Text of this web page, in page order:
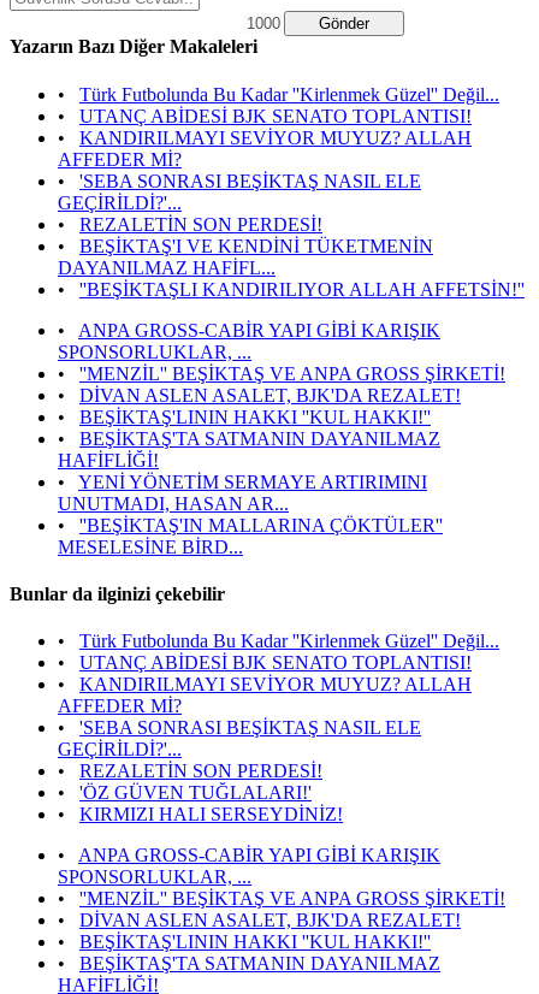
Gönder
Yazarın Bazı Diğer Makaleleri
• Türk Futbolunda Bu Kadar ''Kirlenmek Güzel'' Değil...
• UTANÇ ABİDESİ BJK SENATO TOPLANTISI!
• KANDIRILMAYI SEVİYOR MUYUZ? ALLAH
AFFEDER Mİ?
• 'SEBA SONRASI BEŞİKTAŞ NASIL ELE
GEÇİRİLDİ?'...
• REZALETİN SON PERDESİ!
• BEŞİKTAŞ'I VE KENDİNİ TÜKETMENİN
DAYANILMAZ HAFİFL...
• ''BEŞİKTAŞLI KANDIRILIYOR ALLAH AFFETSİN!''
• ANPA GROSS-CABİR YAPI GİBİ KARIŞIK
SPONSORLUKLAR, ...
• ''MENZİL'' BEŞİKTAŞ VE ANPA GROSS ŞİRKETİ!
• DİVAN ASLEN ASALET, BJK'DA REZALET!
• BEŞİKTAŞ'LININ HAKKI ''KUL HAKKI!''
• BEŞİKTAŞ'TA SATMANIN DAYANILMAZ
HAFİFLİĞİ!
• YENİ YÖNETİM SERMAYE ARTIRIMINI
UNUTMADI, HASAN AR...
• ''BEŞİKTAŞ'IN MALLARINA ÇÖKTÜLER''
MESELESİNE BİRD...
Bunlar da ilginizi çekebilir
• Türk Futbolunda Bu Kadar ''Kirlenmek Güzel'' Değil...
• UTANÇ ABİDESİ BJK SENATO TOPLANTISI!
• KANDIRILMAYI SEVİYOR MUYUZ? ALLAH
AFFEDER Mİ?
• 'SEBA SONRASI BEŞİKTAŞ NASIL ELE
GEÇİRİLDİ?'...
• REZALETİN SON PERDESİ!
• 'ÖZ GÜVEN TUĞLALARI!'
• KIRMIZI HALI SERSEYDİNİZ!
• ANPA GROSS-CABİR YAPI GİBİ KARIŞIK
SPONSORLUKLAR, ...
• ''MENZİL'' BEŞİKTAŞ VE ANPA GROSS ŞİRKETİ!
• DİVAN ASLEN ASALET, BJK'DA REZALET!
• BEŞİKTAŞ'LININ HAKKI ''KUL HAKKI!''
• BEŞİKTAŞ'TA SATMANIN DAYANILMAZ
HAFİFLİĞİ!